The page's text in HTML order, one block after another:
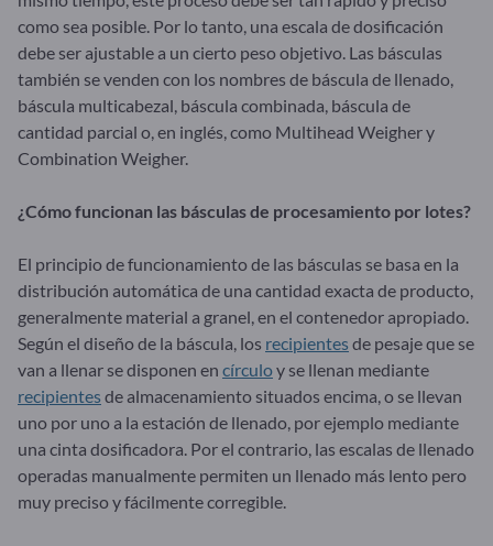
como sea posible. Por lo tanto, una escala de dosificación
debe ser ajustable a un cierto peso objetivo. Las básculas
también se venden con los nombres de báscula de llenado,
báscula multicabezal, báscula combinada, báscula de
cantidad parcial o, en inglés, como Multihead Weigher y
Combination Weigher.
¿Cómo funcionan las básculas de procesamiento por lotes?
El principio de funcionamiento de las básculas se basa en la
distribución automática de una cantidad exacta de producto,
generalmente material a granel, en el contenedor apropiado.
Según el diseño de la báscula, los recipientesde pesaje que se
van a llenar se disponen en círculoy se llenan mediante
recipientesde almacenamiento situados encima, o se llevan
uno por uno a la estación de llenado, por ejemplo mediante
una cinta dosificadora. Por el contrario, las escalas de llenado
operadas manualmente permiten un llenado más lento pero
muy preciso y fácilmente corregible.